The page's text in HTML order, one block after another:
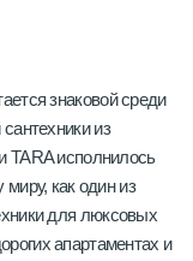
знаковой среди
из
TARA исполнилось
как один из
для люксовых
апартаментах и